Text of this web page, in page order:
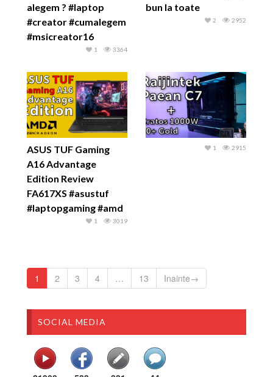
alegem ? #laptop
#creator #cumalegem
#msicreator16
3364
1
bun la toate
2952
2
ASUS TUF Gaming
A16 Advantage
Edition Review
FA617XS #asustuf
#laptopgaming #amd
3019
1
2915
1
1 2 3 4 … 13 Inainte→
SOCIAL MEDIA